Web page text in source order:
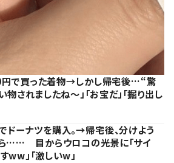
円で買った着物→しかし帰宅後…“驚
されましたね～」「お宝だ」「掘り出し
ドーナツを購入。→帰宅後、分けよう
…… 目からウロコの光景に「サイ
ww」「激しいw」